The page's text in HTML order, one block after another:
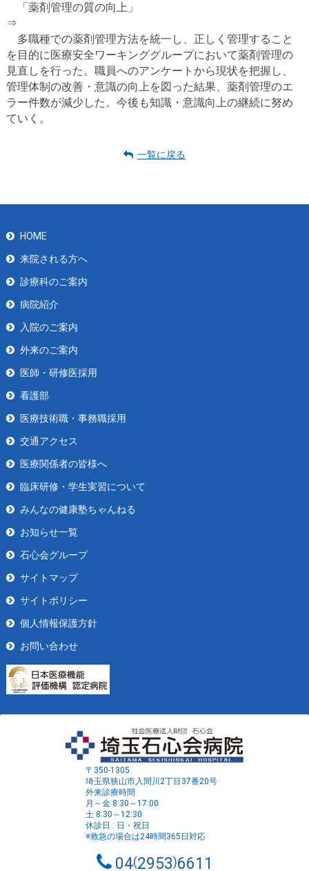
「薬剤管理の質の向上」
⇒
多職種での薬剤管理方法を統一し、正しく管理すること
を目的に医療安全ワーキンググループにおいて薬剤管理の
見直しを行った。職員へのアンケートから現状を把握し、
管理体制の改善・意識の向上を図った結果、薬剤管理のエ
ラー件数が減少した。今後も知識・意識向上の継続に努め
ていく。
一覧に戻る
HOME
来院される方へ
診療科のご案内
病院紹介
入院のご案内
外来のご案内
医師・研修医採用
看護部
医療技術職・事務職採用
交通アクセス
医療関係者の皆様へ
臨床研修・学生実習について
みんなの健康塾ちゃんねる
お知らせ一覧
石心会グループ
サイトマップ
サイトポリシー
個人情報保護方針
お問い合わせ
〒350-1305
埼玉県狭山市入間川2丁目37番20号
外来診療時間
月～金 8:30～17:00
土 8:30～12:30
休診日 : 日・祝日
※救急の場合は24時間365日対応
04 2953 6611